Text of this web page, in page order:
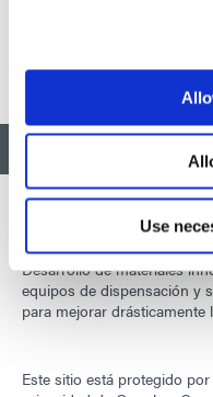
Use
Desarrollo de materiales
equipos de dispensación y
para mejorar drásticamente
Este sitio está protegido